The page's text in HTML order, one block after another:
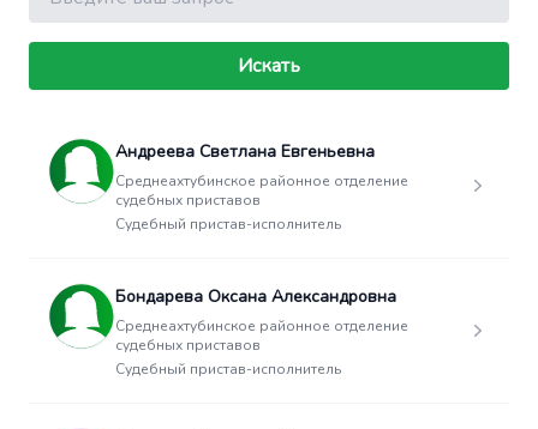
Искать
Андреева Светлана Евгеньевна
Среднеахтубинское районное отделение
судебных приставов
Судебный пристав-исполнитель
Бондарева Оксана Александровна
Среднеахтубинское районное отделение
судебных приставов
Судебный пристав-исполнитель